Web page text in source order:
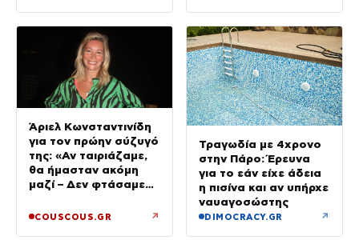
Άριελ Κωνσταντινίδη
για τον πρώην σύζυγό
της: «Αν ταιριάζαμε,
θα ήμασταν ακόμη
μαζί – Δεν φτάσαμε
COUSCOUS.GR ↗
Τραγωδία με 4χρονο
στην Πάρο: Έρευνα
για το εάν είχε άδεια
η πισίνα και αν υπήρχε
ναυαγοσώστης
DIMOCRACY.GR ↗